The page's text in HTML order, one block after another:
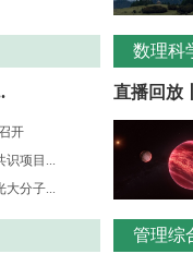
开
识项目...
大分子...
数理科
直播回放
管理综